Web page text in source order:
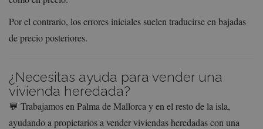
Por el contrario, los errores iniciales suelen traducirse en bajadas
de precio posteriores.
¿Necesitas ayuda para vender una
vivienda heredada?
💬 Trabajamos en Palma de Mallorca y en el resto de la isla,
ayudando a propietarios a vender viviendas heredadas con una